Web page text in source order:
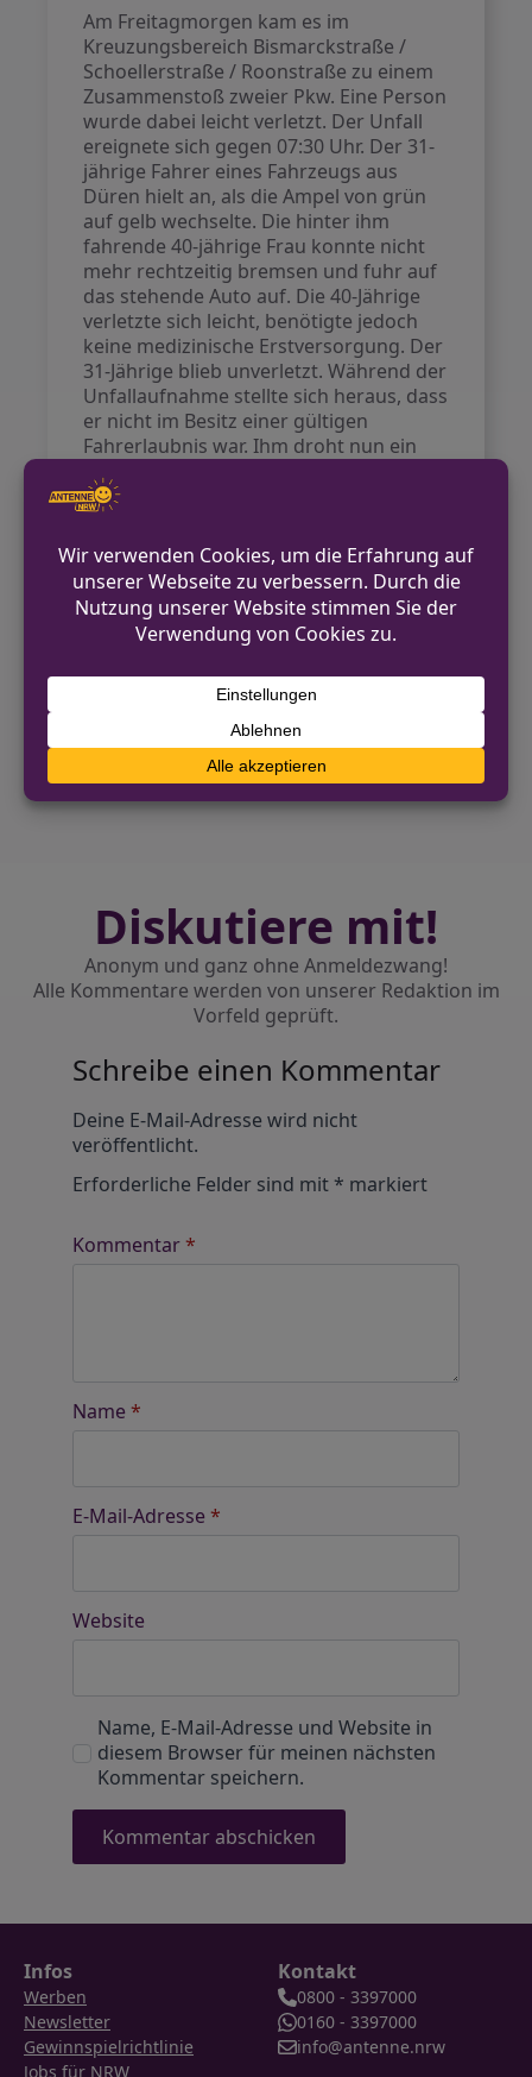
Am Freitagmorgen kam es im
Kreuzungsbereich Bismarckstraße /
Schoellerstraße / Roonstraße zu einem
Zusammenstoß zweier Pkw. Eine Person
wurde dabei leicht verletzt. Der Unfall
ereignete sich gegen 07:30 Uhr. Der 31-
jährige Fahrer eines Fahrzeugs aus
Düren hielt an, als die Ampel von grün
auf gelb wechselte. Die hinter ihm
fahrende 40-jährige Frau konnte nicht
mehr rechtzeitig bremsen und fuhr auf
das stehende Auto auf. Die 40-Jährige
verletzte sich leicht, benötigte jedoch
keine medizinische Erstversorgung. Der
31-Jährige blieb unverletzt. Während der
Unfallaufnahme stellte sich heraus, dass
er nicht im Besitz einer gültigen
Fahrerlaubnis war. Ihm droht nun ein
Fahrerlaubnis. An den Fahrzeugen
entstand ein Sachschaden von etwa
1.400 Euro.
VORHERIGER BEITRAG
Polizei sucht Zeugen
NÄCHSTER BEITRAG
Zwei Brände durch Unkrautbrenner in
Diskutiere mit!
Anonym und ganz ohne Anmeldezwang!
Alle Kommentare werden von unserer Redaktion im
Vorfeld geprüft.
Schreibe einen Kommentar
Deine E-Mail-Adresse wird nicht
veröffentlicht.
Erforderliche Felder sind mit* markiert
Kommentar*
Name *
E-Mail-Adresse *
Website
Name, E-Mail-Adresse und Website in
diesem Browser für meinen nächsten
Kommentar speichern.
Infos
Werben
Newsletter
Gewinnspielrichtlinie
Jobs für NRW
Kontakt
0800 - 3397000
0160 - 3397000
info@antenne.nrw